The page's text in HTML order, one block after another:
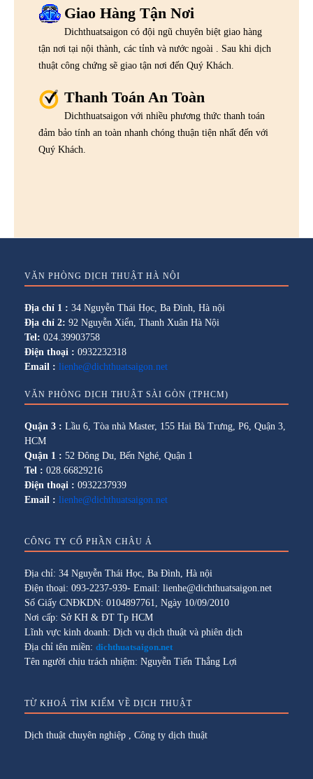
Giao Hàng Tận Nơi
Dichthuatsaigon có đội ngũ chuyên biệt giao hàng
tận nơi tại nội thành, các tỉnh và nước ngoài . Sau khi dịch
thuật công chứng sẽ giao tận nơi đến Quý Khách.
Thanh Toán An Toàn
Dichthuatsaigon với nhiều phương thức thanh toán
đảm bảo tính an toàn nhanh chóng thuận tiện nhất đến với
Quý Khách.
VĂN PHÒNG DỊCH THUẬT HÀ NỘI
Địa chỉ 1 : 34 Nguyễn Thái Học, Ba Đình, Hà nội
Địa chỉ 2: 92 Nguyễn Xiển, Thanh Xuân Hà Nội
Tel: 024.39903758
Điện thoại : 0932232318
Email : lienhe@dichthuatsaigon.net
VĂN PHÒNG DỊCH THUẬT SÀI GÒN (TPHCM)
Quận 3 : Lầu 6, Tòa nhà Master, 155 Hai Bà Trưng, P6, Quận 3,
HCM
Quận 1 : 52 Đông Du, Bến Nghé, Quận 1
Tel : 028.66829216
Điện thoại : 0932237939
Email : lienhe@dichthuatsaigon.net
CÔNG TY CỔ PHẦN CHÂU Á
Địa chỉ: 34 Nguyễn Thái Học, Ba Đình, Hà nội
Điện thoại: 093-2237-939- Email: lienhe@dichthuatsaigon.net
Số Giấy CNĐKDN: 0104897761, Ngày 10/09/2010
Nơi cấp: Sở KH & ĐT Tp HCM
Lĩnh vực kinh doanh: Dịch vụ dịch thuật và phiên dịch
Địa chỉ tên miền: dichthuatsaigon.net
Tên người chịu trách nhiệm: Nguyễn Tiến Thắng Lợi
TỪ KHOÁ TÌM KIẾM VỀ DỊCH THUẬT
Dịch thuật chuyên nghiệp Công ty dịch thuật